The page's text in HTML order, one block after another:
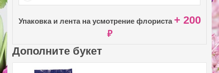
Упаковка и лента на усмотрение флориста + 200
₽
Дополните букет